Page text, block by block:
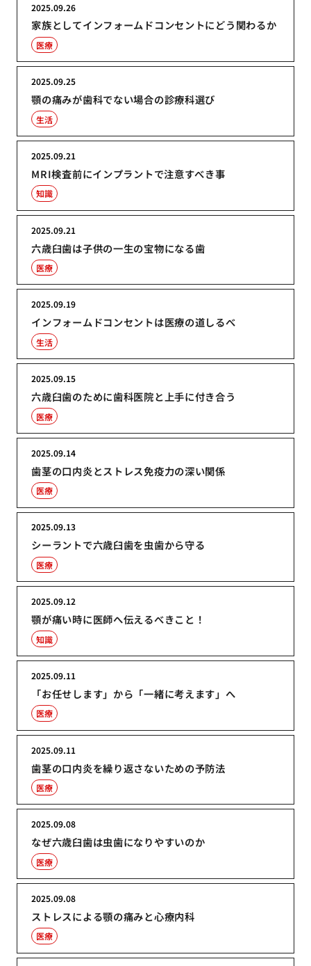
家族としてインフォームドコンセントにどう関わるか
2025.09.26
医療
顎の痛みが歯科でない場合の診療科選び
2025.09.25
生活
MRI検査前にインプラントで注意すべき事
2025.09.21
知識
六歳臼歯は子供の一生の宝物になる歯
2025.09.21
医療
インフォームドコンセントは医療の道しるべ
2025.09.19
生活
六歳臼歯のために歯科医院と上手に付き合う
2025.09.15
医療
歯茎の口内炎とストレス免疫力の深い関係
2025.09.14
医療
シーラントで六歳臼歯を虫歯から守る
2025.09.13
医療
顎が痛い時に医師へ伝えるべきこと！
2025.09.12
知識
「お任せします」から「一緒に考えます」へ
2025.09.11
医療
歯茎の口内炎を繰り返さないための予防法
2025.09.11
医療
なぜ六歳臼歯は虫歯になりやすいのか
2025.09.08
医療
ストレスによる顎の痛みと心療内科
2025.09.08
医療